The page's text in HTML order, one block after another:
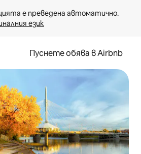
език
Пуснете обява в Airbnb